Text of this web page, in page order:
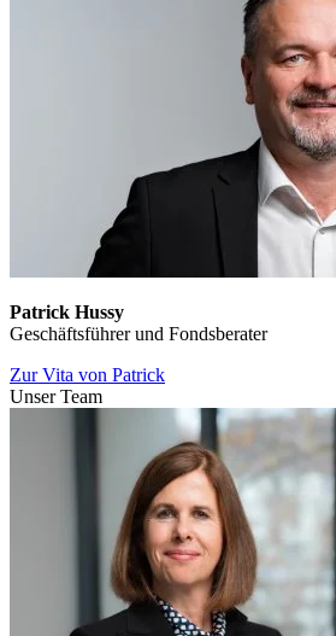
Patrick Hussy
Geschäftsführer und Fondsberater
Zur Vita von Patrick
Unser Team